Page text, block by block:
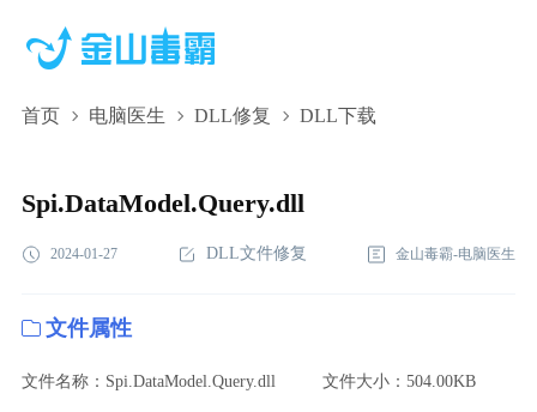
首页 电脑医生 DLL修复 DLL下载
Spi.DataModel.Query.dll,Spi.DataModel.Query.dll下
Spi.DataModel.Query.dll
2024-01-27 DLL文件修复 金山毒霸-电脑医生
文件属性
文件名称：Spi.DataModel.Query.dll 文件大小：504.00KB